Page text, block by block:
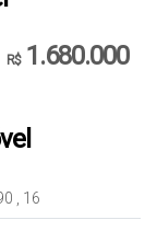
R$1.680.000
, 16